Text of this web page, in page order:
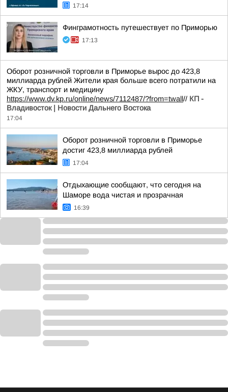
17:14
Финграмотность путешествует по Приморью
17:13
Оборот розничной торговли в Приморье вырос до 423,8
миллиарда рублей Жители края больше всего потратили на
ЖКУ, транспорт и медицину
https://www.dv.kp.ru/online/news/7112487/?from=twall// КП -
Владивосток | Новости Дальнего Востока
17:04
Оборот розничной торговли в Приморье
достиг 423,8 миллиарда рублей
17:04
Отдыхающие сообщают, что сегодня на
Шаморе вода чистая и прозрачная
16:39